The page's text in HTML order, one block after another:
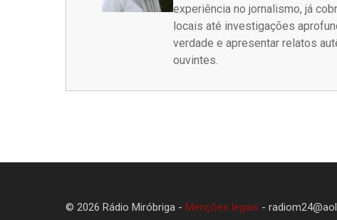
experiência no jornalismo, já
locais até investigações
verdade e apresentar relatos
ouvintes.
© 2026 Rádio Miróbriga - Menções legais -